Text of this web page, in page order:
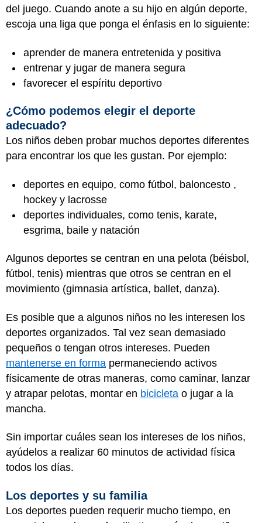
del juego. Cuando anote a su hijo en algún deporte,
escoja una liga que ponga el énfasis en lo siguiente:
aprender de manera entretenida y positiva
entrenar y jugar de manera segura
favorecer el espíritu deportivo
¿Cómo podemos elegir el deporte
adecuado?
Los niños deben probar muchos deportes diferentes
para encontrar los que les gustan. Por ejemplo:
deportes en equipo, como fútbol, baloncesto ,
hockey y lacrosse
deportes individuales, como tenis, karate,
esgrima, baile y natación
Algunos deportes se centran en una pelota (béisbol,
fútbol, tenis) mientras que otros se centran en el
movimiento (gimnasia artística, ballet, danza).
Es posible que a algunos niños no les interesen los
deportes organizados. Tal vez sean demasiado
pequeños o tengan otros intereses. Pueden
mantenerse en forma permaneciendo activos
físicamente de otras maneras, como caminar, lanzar
y atrapar pelotas, montar en bicicleta o jugar a la
mancha.
Sin importar cuáles sean los intereses de los niños,
ayúdelos a realizar 60 minutos de actividad física
todos los días.
Los deportes y su familia
Los deportes pueden requerir mucho tiempo, en